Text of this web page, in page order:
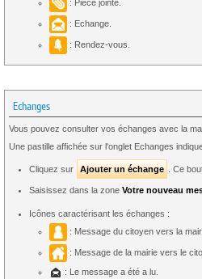
: Pièce jointe.
: Echange.
: Rendez-vous.
Echanges
Vous pouvez consulter vos échanges avec la
Une pastille affichée sur l'onglet Echanges
Cliquez sur Ajouter un échange . Ce
Saisissez dans la zone Votre nouveau
Icônes caractérisant les échanges :
: Message du citoyen vers la
: Message de la mairie vers le
: Le message a été a lu.